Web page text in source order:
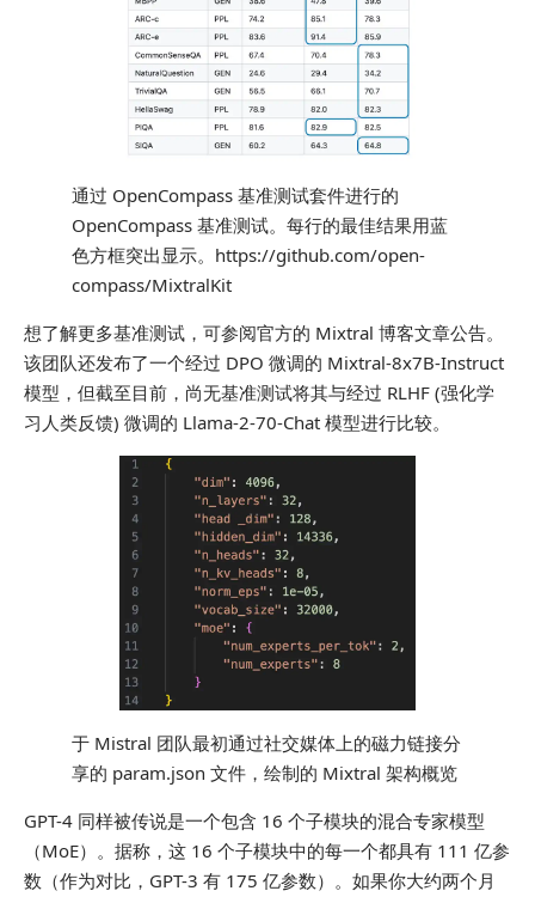
通过 OpenCompass 基准测试套件进行的
OpenCompass 基准测试。每行的最佳结果用蓝
色方框突出显示。https://github.com/open-
compass/MixtralKit
想了解更多基准测试，可参阅官方的 Mixtral 博客文章公告。
该团队还发布了一个经过 DPO 微调的 Mixtral-8x7B-Instruct
模型，但截至目前，尚无基准测试将其与经过 RLHF (强化学
习人类反馈) 微调的 Llama-2-70-Chat 模型进行比较。
于 Mistral 团队最初通过社交媒体上的磁力链接分
享的 param.json 文件，绘制的 Mixtral 架构概览
GPT-4 同样被传说是一个包含 16 个子模块的混合专家模型
（MoE）。据称，这 16 个子模块中的每一个都具有 111 亿参
数（作为对比，GPT-3 有 175 亿参数）。如果你大约两个月